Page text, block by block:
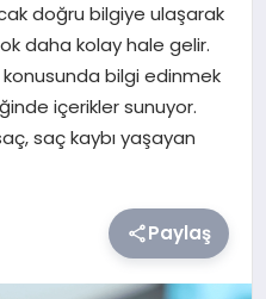
doğru bilgiye ulaşarak
daha kolay hale gelir.
bilgi edinmek
içerikler sunuyor.
saç kaybı yaşayan
Paylaş